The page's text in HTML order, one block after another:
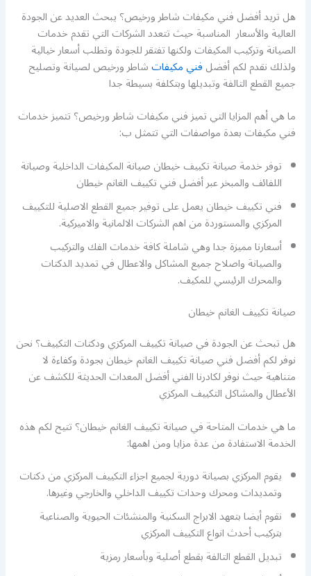
هل تريد أفضل فني مكيفات شاطر ورخيص؟ يبحث العديد عن الجودة
العالية والأسعار المناسبة حيث تتعدد الشركات التي تقدم خدمات
الصيانة وتركيب المكيفات ولكنها تفتقر للجودة وتطلب أسعار خيالية
ولذلك نقدم لكم أفضلفني مكيفاتشاطر ورخيص لصيانة وتصليح
جميع القطع التالفة وتبديلها وبتكلفة بسيطة جدا
ما هي أهم المزايا التي تميز فني مكيفات شاطر ورخيص؟ تتميز خدمات
فني مكيفات بعدة مواصفات التي تتمثل ب:
توفر خدمة صيانة تكييف خيطان صيانة المكيفات الداخلية وصيانة
اللفائف والمبخر عبر أفضل فني تكييف الغانم خيطان
فني تكييف خيطان يعمل على توفير جميع القطع الاصلية للتكييف
المركزي والمستوردة من اهم الشركات الالمانية والاميركية.
أسعارنا مميزة جدا وهي شاملة كافة خدمات الفك والتركيب
والصيانة واصلاح جميع المشاكل والاعطال في تمديد الدكتات
والمحرك الرئيسي للمكيف.
صيانة تكييف الغانم خيطان
هل تبحث عن الجودة في صيانة تكييف المركزي ودكتات التكييف؟ نحن
نوفر لكم أفضل فني صيانة تكييف الغانم خيطان بجودة وكفاءة لا
متناهية حيث نوفر لكادرنا الفني أفضل المعدات الحديثة للكشف عن
الأعطال والمشاكل التكييف المركزي
ما هي خدمات المتاحة في صيانة تكييف الغانم خيطان؟ تتيح لكم هذه
الخدمة الاستفادة من عدة مزايا ومن اهمها:
يقوم المركزي بصيانة دورية لجميع اجزاء التكييف المركزي من دكتات
وتمديدات ومحرك وحدات تكييف الداخلي والخارجي وغيرها.
نقوم أيضا بتعهد الابراج السكنية والمنشئات الحيوية والصناعية
بتركيب أحدث انواع التكييف المركزي
تبديل القطع التالفة بقطع أصلية وبأسعار رمزية